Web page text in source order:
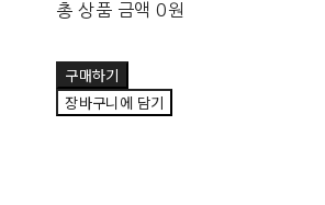
총 상품 금액 0원
구매하기
장바구니에 담기